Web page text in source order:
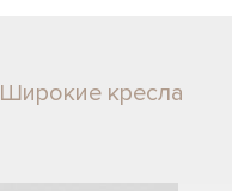
Широкие кресла